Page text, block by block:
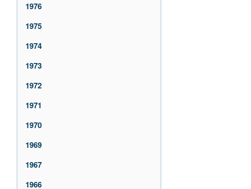
1976
1975
1974
1973
1972
1971
1970
1969
1967
1966